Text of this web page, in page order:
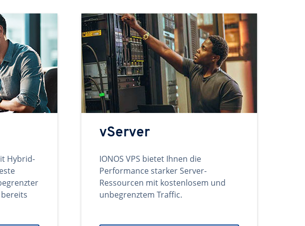
Hybrid-
vServer
IONOS VPS bietet Ihnen die
Performance starker Server-
Ressourcen mit kostenlosem und
unbegrenztem Traffic.